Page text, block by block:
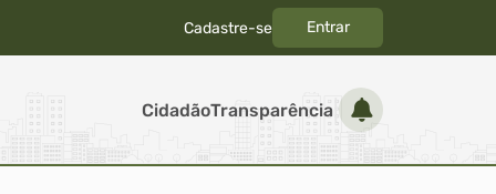
Cadastre-se Entrar
CidadãoTransparência